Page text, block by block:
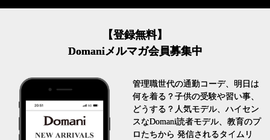
【登録無料】
Domaniメルマガ会員募集中
管理職世代の通勤コーデ、明日は
何を着る？子供の受験や習い事、
どうする？人気モデル、ハイセン
スなDomani読者モデル、教育のプ
ロたちから 発信されるタイムリ